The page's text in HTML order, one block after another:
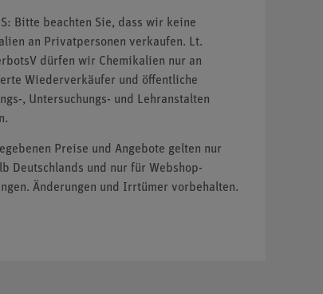
Bitte beachten Sie, dass wir keine
an Privatpersonen verkaufen. Lt.
dürfen wir Chemikalien nur an
Wiederverkäufer und öffentliche
, Untersuchungs- und Lehranstalten
Preise und Angebote gelten nur
Deutschlands und nur für Webshop-
Änderungen und Irrtümer vorbehalten.